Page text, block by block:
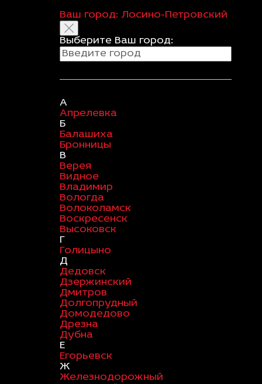
Ваш город: Лосино-Петровский
Выберите Ваш город:
А
Апрелевка
Б
Балашиха
Бронницы
В
Верея
Видное
Владимир
Вологда
Волоколамск
Воскресенск
Высоковск
Г
Голицыно
Д
Дедовск
Дзержинский
Дмитров
Долгопрудный
Домодедово
Дрезна
Дубна
Е
Егорьевск
Ж
Железнодорожный